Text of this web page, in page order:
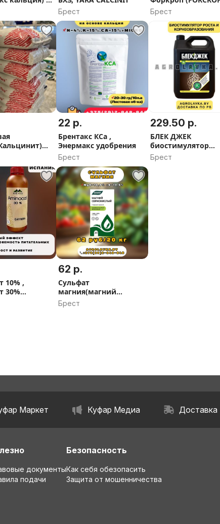
Брест
удобрения и
биостимуляторы
Брест
кг
22 р.
Брентакс КСа ,
Энермакс удобрения
Брест
229.50 р.
БЛЕК ДЖЕК
биостимулятор
Брест
10% ,
30%
, Келик
0.30.20
62 р.
Сульфат
магния(магний
сернокислый)удобрен
ие
Брест
Маркет Куфар Медиа Доставка
документы
подачи
Безопасность
Как себя обезопасить
Защита от мошенничества